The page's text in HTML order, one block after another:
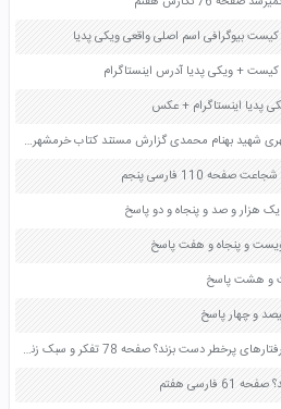
بیوگرافی اسم اصلی واقعی ویکی پدیا
پدیا اینستاگرام + عکس
تحقیق درباره نوجوان 13 ساله خرمشهری شهید بهنام محمدی گزارش مستند کتاب خرمشهر در جنگ طولانی صفحه 37 آمادگی دفاعی نهم
110 فارسی پنجم
چرا یک فرد ممکن است که به انجام رفتارهای پرخطر دست بزند؟ صفحه 78 تفکر و سبک زندگی هشتم
هفتم